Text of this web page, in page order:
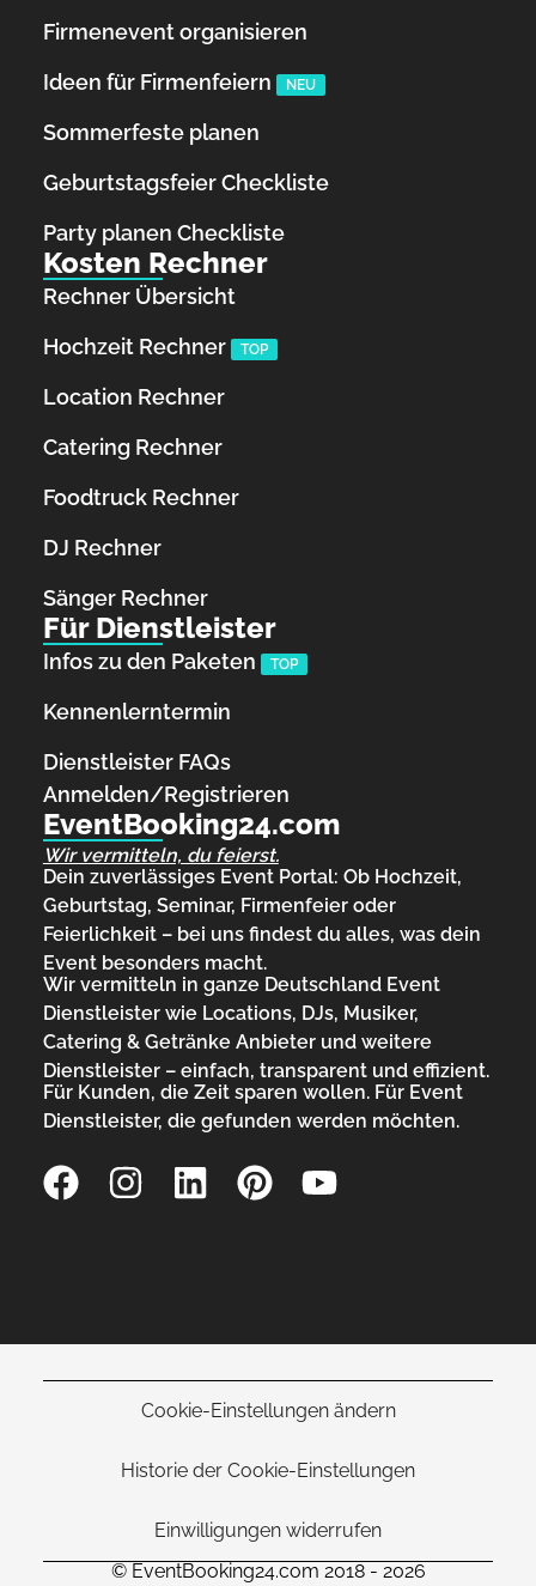
Firmenevent organisieren
Ideen für Firmenfeiern
NEU
Sommerfeste planen
Geburtstagsfeier Checkliste
Party planen Checkliste
Kosten Rechner
Rechner Übersicht
Hochzeit Rechner
TOP
Location Rechner
Catering Rechner
Foodtruck Rechner
DJ Rechner
Sänger Rechner
Für Dienstleister
Infos zu den Paketen TOP
Kennenlerntermin
Dienstleister FAQs
Anmelden/Registrieren
EventBooking24.com
Wir vermitteln, du feierst.
Dein zuverlässiges Event Portal: Ob Hochzeit,
Geburtstag, Seminar, Firmenfeier oder
Feierlichkeit – bei uns findest du alles, was dein
Event besonders macht.
Wir vermitteln in ganze Deutschland Event
Dienstleister wie Locations, DJs, Musiker,
Catering & Getränke Anbieter und weitere
Dienstleister – einfach, transparent und effizient.
Für Kunden, die Zeit sparen wollen. Für Event
Dienstleister, die gefunden werden möchten.
Cookie-Einstellungen ändern
Historie der Cookie-Einstellungen
Einwilligungen widerrufen
© EventBooking24.com 2018 - 2026